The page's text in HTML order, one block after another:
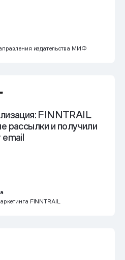
издательства МИФ
FINNTRAIL
рассылки и получили
FINNTRAIL